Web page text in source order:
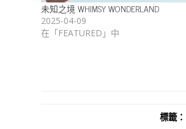
未知之境 WHIMSY WONDERLAND
2025-04-09
在「FEATURED」中
標籤：